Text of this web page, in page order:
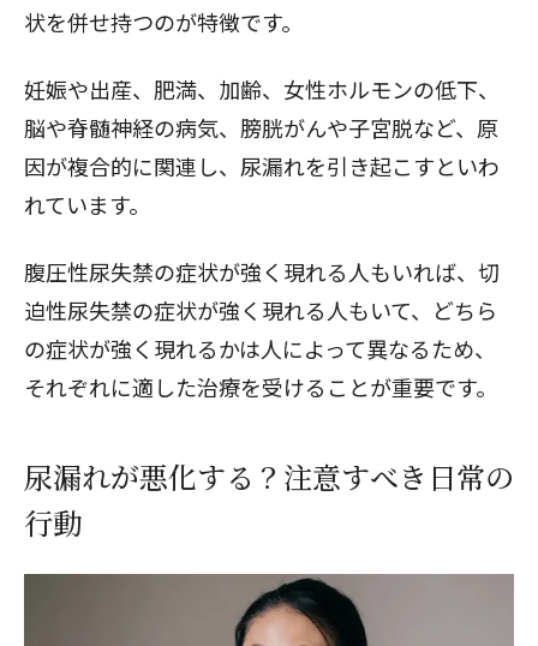
状を併せ持つのが特徴です。
妊娠や出産、肥満、加齢、女性ホルモンの低下、
脳や脊髄神経の病気、膀胱がんや子宮脱など、原
因が複合的に関連し、尿漏れを引き起こすといわ
れています。
腹圧性尿失禁の症状が強く現れる人もいれば、切
迫性尿失禁の症状が強く現れる人もいて、どちら
の症状が強く現れるかは人によって異なるため、
それぞれに適した治療を受けることが重要です。
尿漏れが悪化する？注意すべき日常の
行動